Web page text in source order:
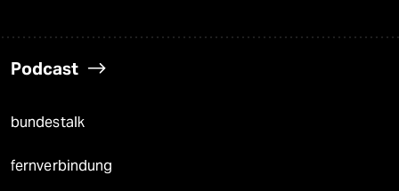
Podcast
bundestalk
fernverbindung